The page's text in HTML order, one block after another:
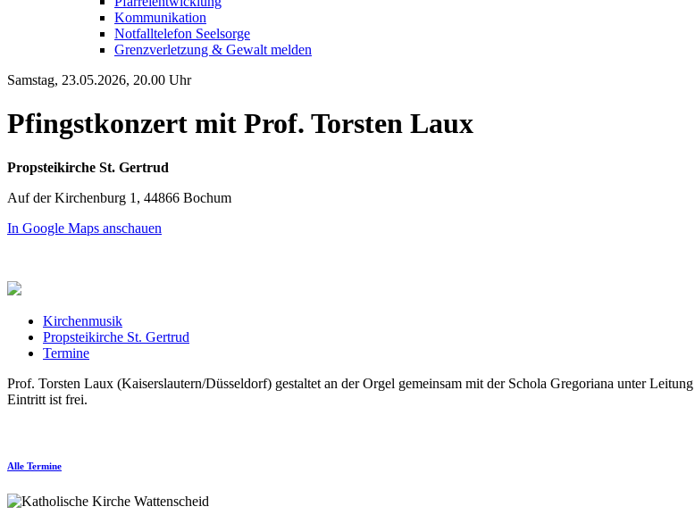
Kommunikation
Notfalltelefon Seelsorge
Grenzverletzung & Gewalt melden
Samstag, 23.05.2026, 20.00 Uhr
Pfingstkonzert mit Prof. Torsten Laux
Propsteikirche St. Gertrud
Auf der Kirchenburg 1, 44866 Bochum
In Google Maps anschauen
Kirchenmusik
Propsteikirche St. Gertrud
Termine
Prof. Torsten Laux (Kaiserslautern/Düsseldorf) gestaltet an der Orgel gemeinsam mit der Schola Gregoriana unter
Eintritt ist frei.
Alle Termine